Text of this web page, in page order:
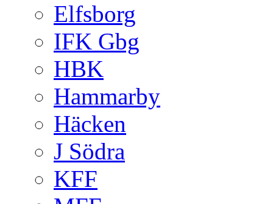
Elfsborg
IFK Gbg
HBK
Hammarby
Häcken
J Södra
KFF